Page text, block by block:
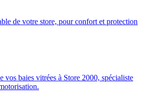
de votre store, pour confort et protection
vos baies vitrées à Store 2000, spécialiste